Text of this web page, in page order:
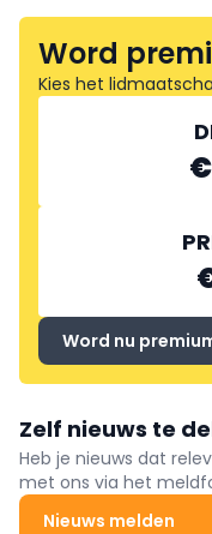
Word
Kies het
Word nu
Zelf nieuws te
Heb je nieuws dat
met ons via het
Nieuws melden